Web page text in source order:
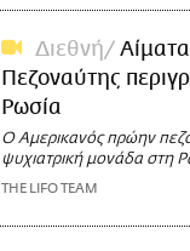
Διεθνή
Πεζοναύτης
Ρωσία
Ο Αμερικανός πρώην
ψυχιατρική μονάδα στη
THE LIFO TEAM